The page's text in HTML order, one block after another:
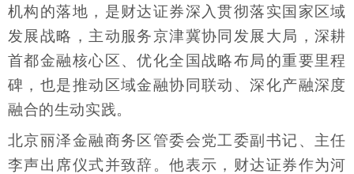
机构的落地，是财达证券深入贯彻落实国家区域
发展战略，主动服务京津冀协同发展大局，深耕
首都金融核心区、优化全国战略布局的重要里程
碑，也是推动区域金融协同联动、深化产融深度
融合的生动实践。
北京丽泽金融商务区管委会党工委副书记、主任
李声出席仪式并致辞。他表示，财达证券作为河